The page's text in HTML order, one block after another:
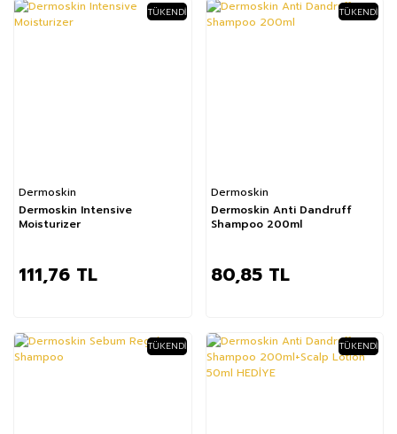
TÜKENDI
Dermoskin
Dermoskin Intensive
Moisturizer
111,76 TL
TÜKENDI
Dermoskin
Dermoskin Anti Dandruff
Shampoo 200ml
80,85 TL
TÜKENDI TÜKENDI